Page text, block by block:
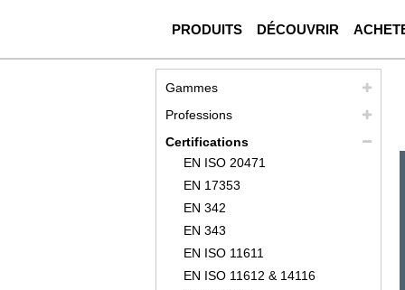
PRODUITS DÉCOUVRIR
Gammes
Professions
Certifications
EN ISO 20471
EN 17353
EN 342
EN 343
EN ISO 11611
EN ISO 11612 & 14116